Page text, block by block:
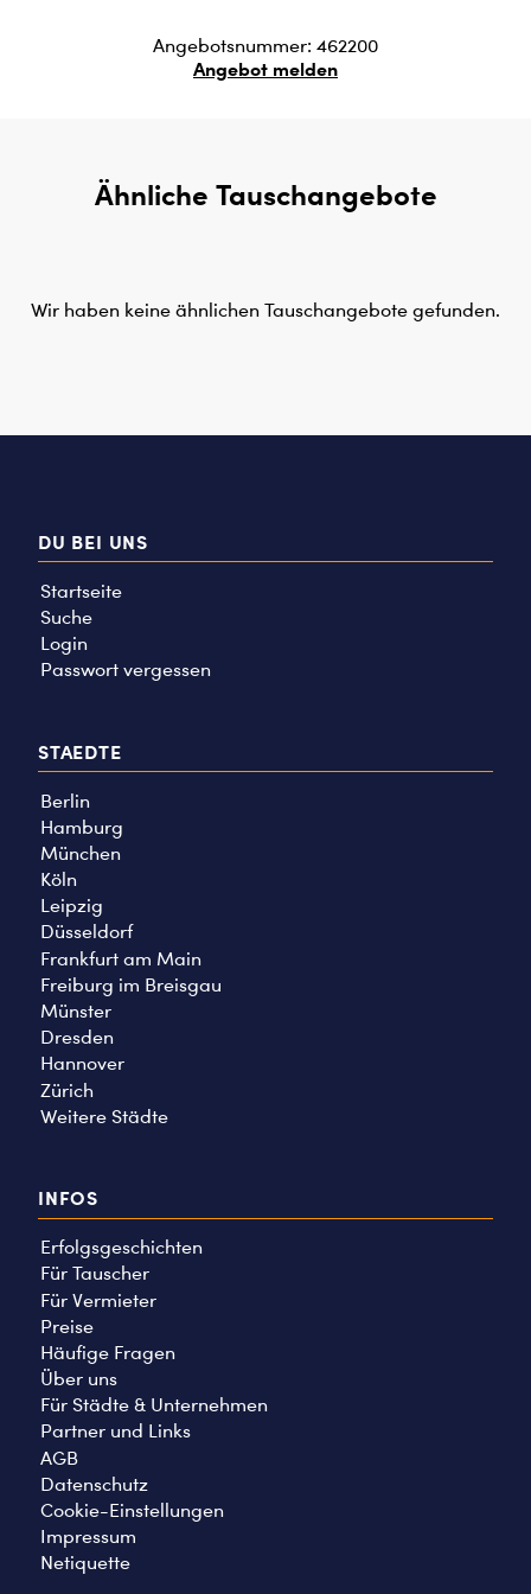
Angebotsnummer: 462200
Angebot melden
Ähnliche Tauschangebote
Wir haben keine ähnlichen Tauschangebote gefunden.
DU BEI UNS
Startseite
Suche
Login
Passwort vergessen
STAEDTE
Berlin
Hamburg
München
Köln
Leipzig
Düsseldorf
Frankfurt am Main
Freiburg im Breisgau
Münster
Dresden
Hannover
Zürich
Weitere Städte
INFOS
Erfolgsgeschichten
Für Tauscher
Für Vermieter
Preise
Häufige Fragen
Über uns
Für Städte & Unternehmen
Partner und Links
AGB
Datenschutz
Cookie-Einstellungen
Impressum
Netiquette